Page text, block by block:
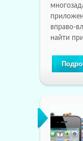
вправо-
найти